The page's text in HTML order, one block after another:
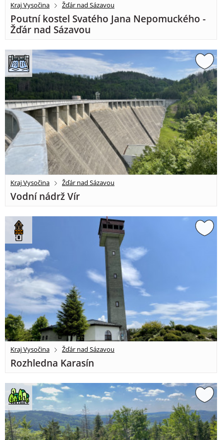
Kraj Vysočina Žďár nad Sázavou
Poutní kostel Svatého Jana Nepomuckého -
Žďár nad Sázavou
Kraj Vysočina Žďár nad Sázavou
Vodní nádrž Vír
Kraj Vysočina Žďár nad Sázavou
Rozhledna Karasín